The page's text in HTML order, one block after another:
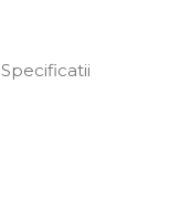
Specificatii